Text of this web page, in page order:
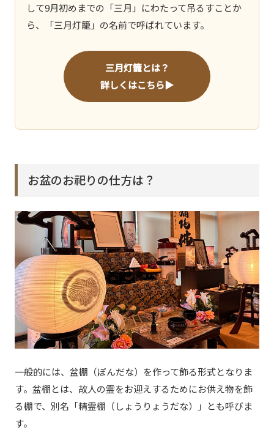
して9月初めまでの「三月」にわたって吊るすことか
ら、「三月灯籠」の名前で呼ばれています。
三月灯籠とは？
詳しくはこちら▶
お盆のお祀りの仕方は？
一般的には、盆棚（ぼんだな）を作って飾る形式となりま
す。盆棚とは、故人の霊をお迎えするためにお供え物を飾
る棚で、別名「精霊棚（しょうりょうだな）」とも呼びま
す。